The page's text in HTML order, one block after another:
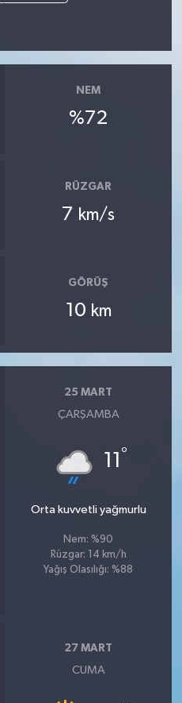
NEM
%72
RÜZGAR
7 km/s
GÖRÜŞ
10 km
25 MART
ÇARŞAMBA
11 °
Orta kuvvetli yağmurlu
Nem: %90
Rüzgar: 14 km/h
Yağış Olasılığı: %88
27 MART
CUMA